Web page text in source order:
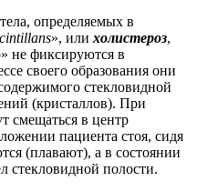
определяемых в
», илихолистероз,
не фиксируются в
своего образования они
стекловидной
(кристаллов). При
смещаться в центр
пациента стоя, сидя
(плавают), а в состоянии
стекловидной полости.